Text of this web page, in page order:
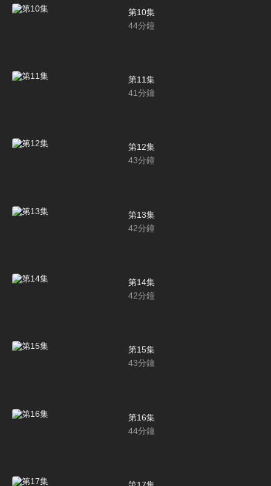
第10集
44分鐘
第11集
41分鐘
第12集
43分鐘
第13集
42分鐘
第14集
42分鐘
第15集
43分鐘
第16集
44分鐘